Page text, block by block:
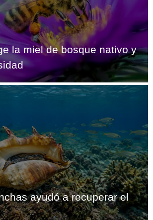
la miel de bosque nativo y
ayudó a recuperar el